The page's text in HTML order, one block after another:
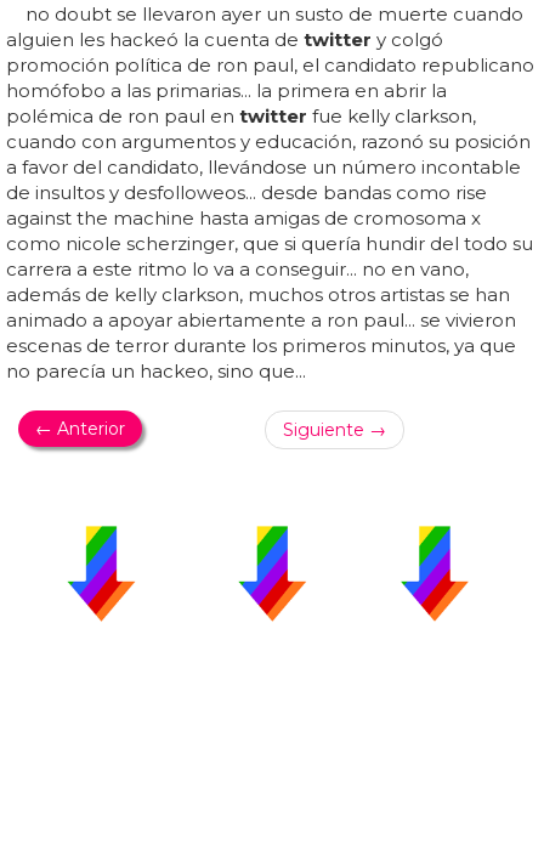
no doubt se llevaron ayer un susto de muerte cuando
alguien les hackeó la cuenta de twitter y colgó
promoción política de ron paul, el candidato republicano
homófobo a las primarias... la primera en abrir la
polémica de ron paul en twitter fue kelly clarkson,
cuando con argumentos y educación, razonó su posición
a favor del candidato, llevándose un número incontable
de insultos y desfolloweos... desde bandas como rise
against the machine hasta amigas de cromosoma x
como nicole scherzinger, que si quería hundir del todo su
carrera a este ritmo lo va a conseguir... no en vano,
además de kelly clarkson, muchos otros artistas se han
animado a apoyar abiertamente a ron paul... se vivieron
escenas de terror durante los primeros minutos, ya que
no parecía un hackeo, sino que...
← Anterior Siguiente →